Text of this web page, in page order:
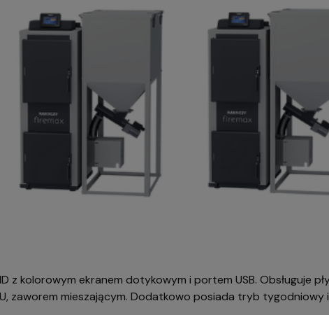
z kolorowym ekranem dotykowym i portem USB. Obsługuje
zaworem mieszającym. Dodatkowo posiada tryb